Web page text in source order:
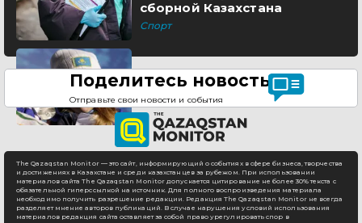
сборной Казахстана
Спорт
Поделитесь новостью
Отправьте свои новости и события
The Qazaqstan Monitor — это сайт, информирующий о событиях в сфере бизнеса, творчества
и достижениях в Казахстане и среди казахстанцев за рубежом. При использовании
материалов сайта The Qazaqstan Monitor допускается цитирование не более 30% текста с
обязательной гиперссылкой на источник. Для полного воспроизведения материала
необходимо получить разрешение редакции. Редакция The Qazaqstan Monitor не всегда
разделяет мнение авторов публикаций. В случае нарушения условий использования
материалов редакция сайта оставляет за собой право урегулировать спор в